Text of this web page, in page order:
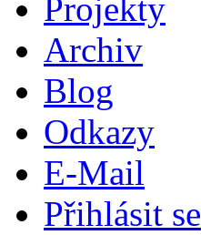
Projekty
Archiv
Blog
Odkazy
E-Mail
Přihlásit se